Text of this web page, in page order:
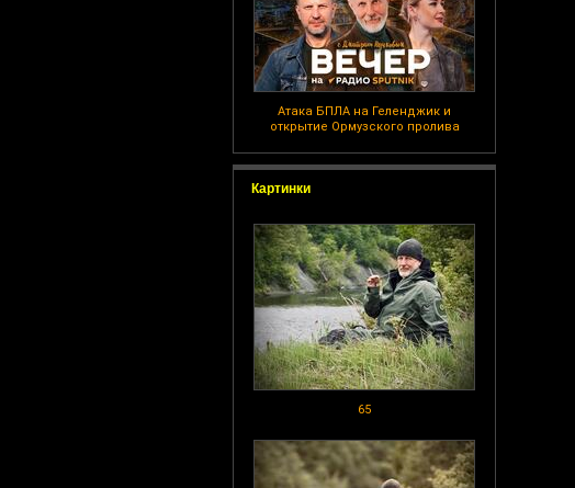
Атака БПЛА на Геленджик и
открытие Ормузского пролива
Картинки
65